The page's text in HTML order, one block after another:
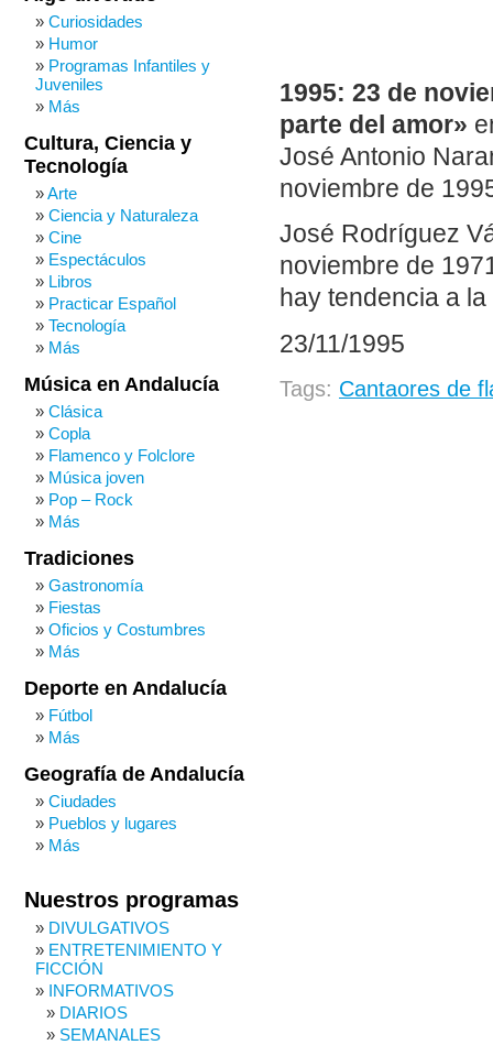
1995: 23 de
parte del amor»
José Antonio
noviembre de
José Rodríguez
noviembre de
hay tendencia a
23/11/1995
Tags: Cantaores de
Curiosidades
Humor
Programas Infantiles y
Juveniles
Más
Cultura, Ciencia y
Tecnología
Arte
Ciencia y Naturaleza
Cine
Espectáculos
Libros
Practicar Español
Tecnología
Más
Música en Andalucía
Clásica
Copla
Flamenco y Folclore
Música joven
Pop – Rock
Más
Tradiciones
Gastronomía
Fiestas
Oficios y Costumbres
Más
Deporte en Andalucía
Fútbol
Más
Geografía de Andalucía
Ciudades
Pueblos y lugares
Más
Nuestros programas
DIVULGATIVOS
ENTRETENIMIENTO Y
FICCIÓN
INFORMATIVOS
DIARIOS
SEMANALES